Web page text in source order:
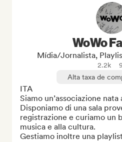
WoWo
Mídia/Jornalista,
2.2k
Alta taxa de
ITA
Siamo un’associazione
Disponiamo di una sala
registrazione e curiamo un
musica e alla cultura.
Gestiamo inoltre una